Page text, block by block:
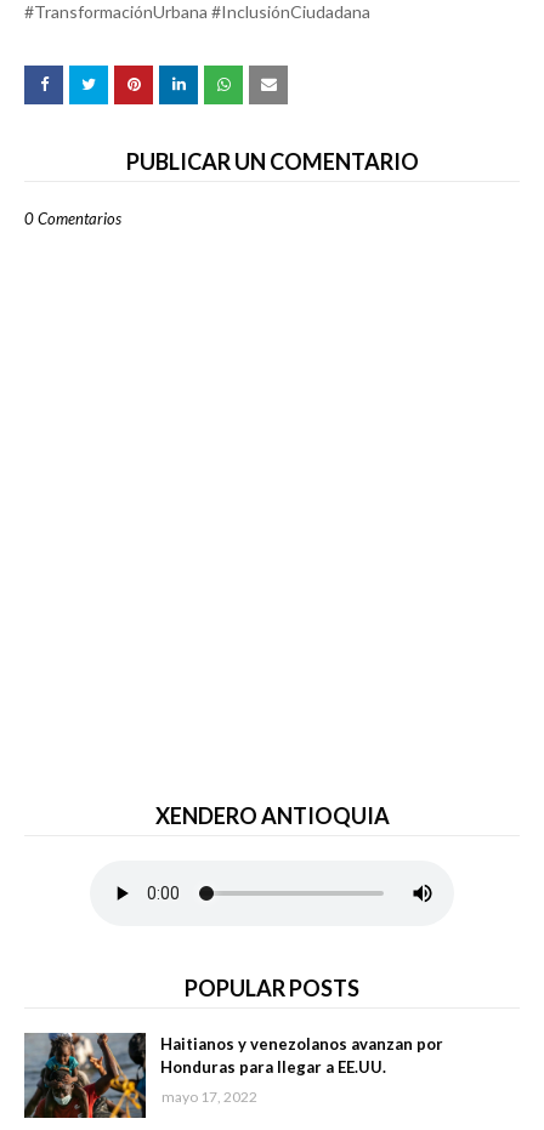
#TransformaciónUrbana #InclusiónCiudadana
PUBLICAR UN COMENTARIO
0 Comentarios
XENDERO ANTIOQUIA
POPULAR POSTS
Haitianos y venezolanos avanzan por
Honduras para llegar a EE.UU.
mayo 17, 2022